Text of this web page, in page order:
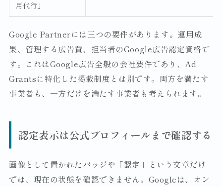
用代行」
Google Partnerには三つの要件があります。運用成
果、管理する広告費、担当者のGoogle広告認定資格で
す。これはGoogle広告全般の会社要件であり、Ad
Grantsに特化した掲載制度とは別です。両方を満たす
事業者も、一方だけを満たす事業者も考えられます。
認定表示は公式プロフィールまで確認する
画像として置かれたバッジや「認定」という文章だけ
では、現在の状態を確認できません。Googleは、オン